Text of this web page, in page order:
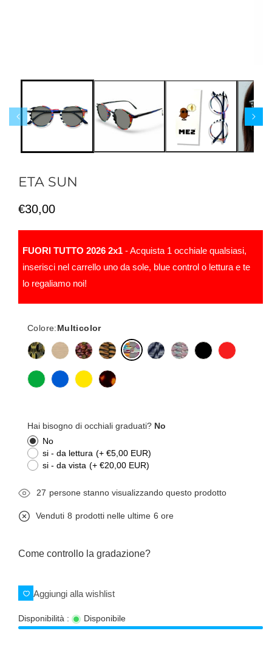
ETA SUN
Prezzo
di
listino
€30,00
FUORI TUTTO 2026 2x1 - Acquista 1 occhiale qualsiasi,
inserisci nel carrello uno da sole, blue control o lettura e te
lo regaliamo noi!
Colore:Multicolor
Hai bisogno di occhiali graduati? No
No
si - da lettura (+ €5,00 EUR)
si - da vista (+ €20,00 EUR)
27 persone stanno visualizzando questo prodotto
Venduti 8 prodotti nelle ultime 6 ore
Come controllo la gradazione?
Aggiungi alla wishlist
Disponibilità : Disponibile